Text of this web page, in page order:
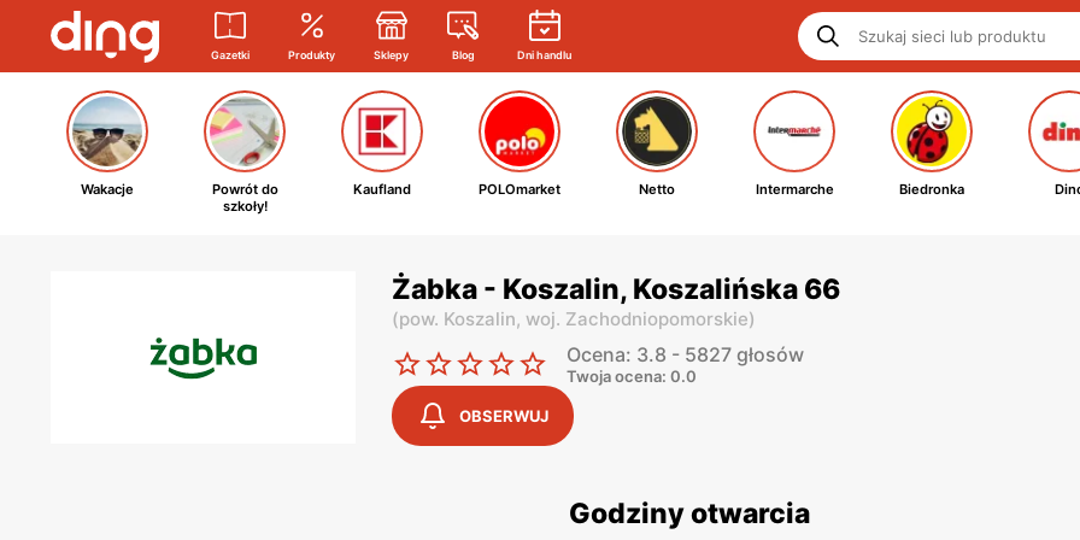
Gazetki Produkty Sklepy Blog Dni handlu
Wakacje
Powrót do
szkoły!
Kaufland POLOmarket Netto Intermarche Biedronka
Żabka - Koszalin, Koszalińska 66
(pow. Koszalin, woj. Zachodniopomorskie)
Ocena: 3.8 - 5827 głosów
Twoja ocena: 0.0
OBSERWUJ
Godziny otwarcia